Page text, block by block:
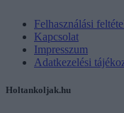
Felhasználási
Kapcsolat
Impresszum
Adatkezelési
Holtankoljak.hu